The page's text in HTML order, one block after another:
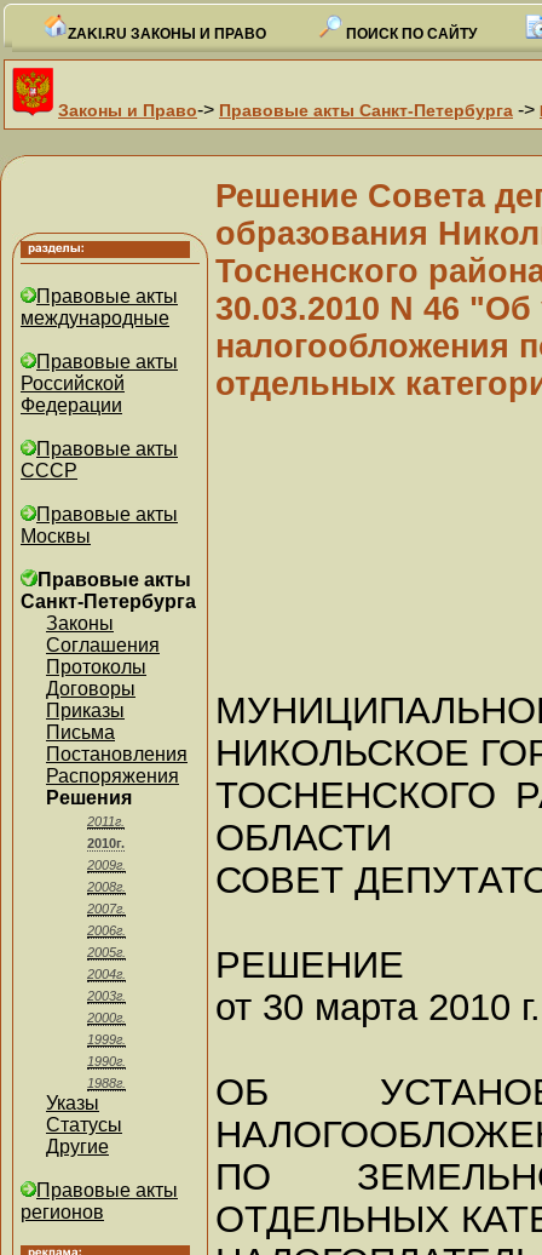
ZAKI.RU ЗАКОНЫ И ПРАВО ПОИСК ПО САЙТУ
Законы и Право-> Правовые акты Санкт-Петербурга ->
Правовые акты
международные
Правовые акты
Российской
Федерации
Правовые акты
СССР
Правовые акты
Москвы
Правовые акты
Санкт-Петербурга
Законы
Соглашения
Протоколы
Договоры
Приказы
Письма
Постановления
Распоряжения
Решения
2011г.
2010г.
2009г.
2008г.
2007г.
2006г.
2005г.
2004г.
2003г.
2000г.
1999г.
1990г.
1988г.
Указы
Статусы
Другие
Правовые акты
регионов
Решение Совета
образования
Тосненского
30.03.2010 N 46 "Об
налогообложения
отдельных
НИКОЛЬСКОЕ
ТОСНЕНСКОГО
ОБЛАСТИ
СОВЕТ
РЕШЕНИЕ
от 30 марта 2010
ОБ
ПО
ОТДЕЛЬНЫХ